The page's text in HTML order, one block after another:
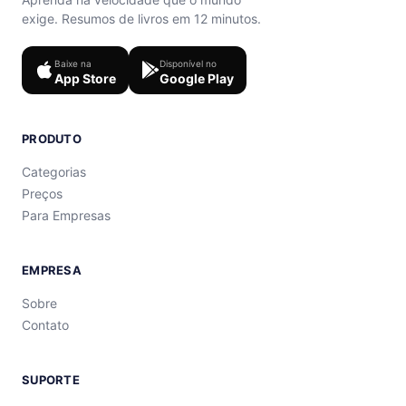
exige. Resumos de livros em 12 minutos.
Baixe na
App Store
Disponível no
Google Play
PRODUTO
Categorias
Preços
Para Empresas
EMPRESA
Sobre
Contato
SUPORTE